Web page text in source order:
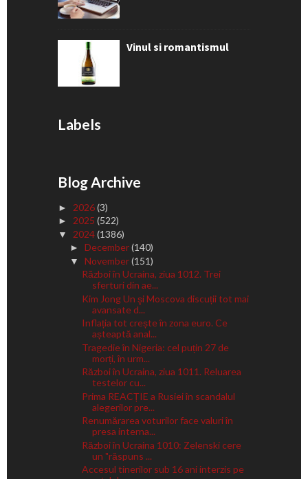
Vinul si romantismul
Labels
Blog Archive
► 2026(3)
► 2025 (522)
▼ 2024(1386)
► December(140)
▼ November(151)
Război în Ucraina, ziua 1012. Trei
sferturi din ae...
Kim Jong Un şi Moscova discuții tot mai
avansate d...
Inflația tot crește în zona euro. Ce
așteaptă anal...
Tragedie în Nigeria: cel puțin 27 de
morți, în urm...
Război în Ucraina, ziua 1011. Reluarea
testelor cu...
Prima REACȚIE a Rusiei în scandalul
alegerilor pre...
Renumărarea voturilor face valuri în
presa interna...
Război în Ucraina 1010: Zelenski cere
un "răspuns ...
Accesul tinerilor sub 16 ani interzis pe